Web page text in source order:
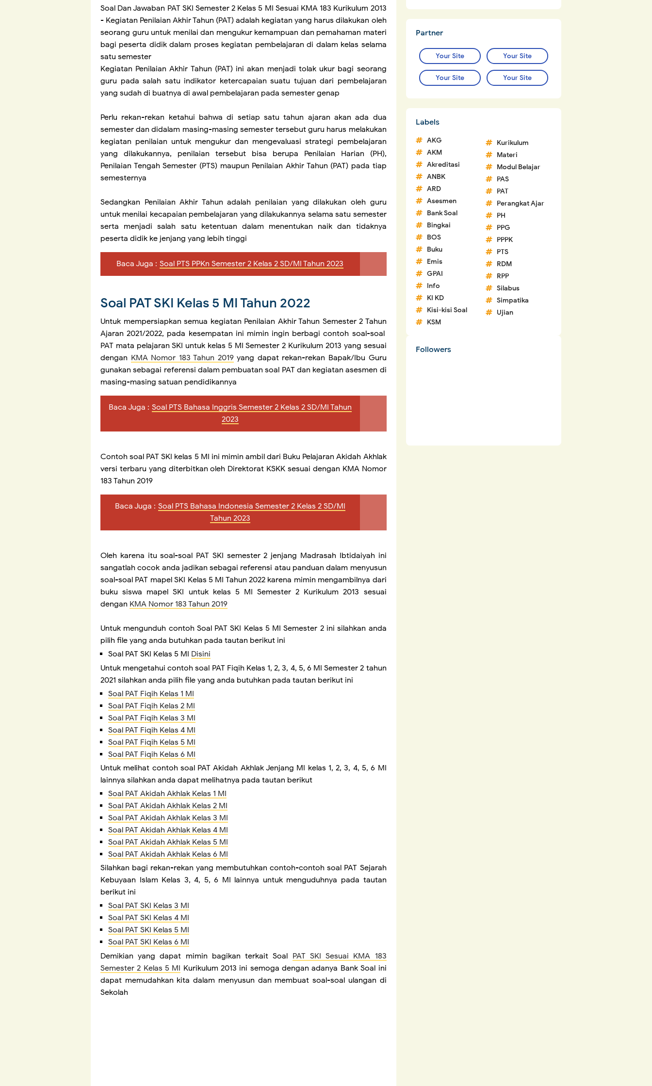
Soal Dan Jawaban PAT SKI Semester 2 Kelas 5 MI Sesuai KMA 183 Kurikulum 2013
- Kegiatan Penilaian Akhir Tahun (PAT) adalah kegiatan yang harus dilakukan oleh
seorang guru untuk menilai dan mengukur kemampuan dan pemahaman materi
bagi peserta didik dalam proses kegiatan pembelajaran di dalam kelas selama
satu semester
Kegiatan Penilaian Akhir Tahun (PAT) ini akan menjadi tolak ukur bagi seorang
guru pada salah satu indikator ketercapaian suatu tujuan dari pembelajaran
yang sudah di buatnya di awal pembelajaran pada semester genap
Perlu rekan-rekan ketahui bahwa di setiap satu tahun ajaran akan ada dua
semester dan didalam masing-masing semester tersebut guru harus melakukan
kegiatan penilaian untuk mengukur dan mengevaluasi strategi pembelajaran
yang dilakukannya, penilaian tersebut bisa berupa Penilaian Harian (PH),
Penilaian Tengah Semester (PTS) maupun Penilaian Akhir Tahun (PAT) pada tiap
semesternya
Sedangkan Penilaian Akhir Tahun adalah penilaian yang dilakukan oleh guru
untuk menilai kecapaian pembelajaran yang dilakukannya selama satu semester
serta menjadi salah satu ketentuan dalam menentukan naik dan tidaknya
peserta didik ke jenjang yang lebih tinggi
Baca Juga : Soal PTS PPKn Semester 2 Kelas 2 SD/MI Tahun 2023
Soal PAT SKI Kelas 5 MI Tahun 2022
Untuk mempersiapkan semua kegiatan Penilaian Akhir Tahun Semester 2 Tahun
Ajaran 2021/2022, pada kesempatan ini mimin ingin berbagi contoh soal-soal
PAT mata pelajaran SKI untuk kelas 5 MI Semester 2 Kurikulum 2013 yang sesuai
dengan KMA Nomor 183 Tahun 2019yang dapat rekan-rekan Bapak/Ibu Guru
gunakan sebagai referensi dalam pembuatan soal PAT dan kegiatan asesmen di
masing-masing satuan pendidikannya
Baca Juga : Soal PTS Bahasa Inggris Semester 2 Kelas 2 SD/MI Tahun
2023
Contoh soal PAT SKI kelas 5 MI ini mimin ambil dari Buku Pelajaran Akidah Akhlak
versi terbaru yang diterbitkan oleh Direktorat KSKK sesuai dengan KMA Nomor
183 Tahun 2019
Baca Juga : Soal PTS Bahasa Indonesia Semester 2 Kelas 2 SD/MI
Tahun 2023
Oleh karena itu soal-soal PAT SKI semester 2 jenjang Madrasah Ibtidaiyah ini
sangatlah cocok anda jadikan sebagai referensi atau panduan dalam menyusun
soal-soal PAT mapel SKI Kelas 5 MI Tahun 2022 karena mimin mengambilnya dari
buku siswa mapel SKI untuk kelas 5 MI Semester 2 Kurikulum 2013 sesuai
dengan KMA Nomor 183 Tahun 2019
Untuk mengunduh contoh Soal PAT SKI Kelas 5 MI Semester 2 ini silahkan anda
pilih file yang anda butuhkan pada tautan berikut ini
Soal PAT SKI Kelas 5 MI Disini
Untuk mengetahui contoh soal PAT Fiqih Kelas 1, 2, 3, 4, 5, 6 MI Semester 2 tahun
2021 silahkan anda pilih file yang anda butuhkan pada tautan berikut ini
Soal PAT Fiqih Kelas 1 MI
Soal PAT Fiqih Kelas 2 MI
Soal PAT Fiqih Kelas 3 MI
Soal PAT Fiqih Kelas 4 MI
Soal PAT Fiqih Kelas 5 MI
Soal PAT Fiqih Kelas 6 MI
Untuk melihat contoh soal PAT Akidah Akhlak Jenjang MI kelas 1, 2, 3, 4, 5, 6 MI
lainnya silahkan anda dapat melihatnya pada tautan berikut
Soal PAT Akidah Akhlak Kelas 1 MI
Soal PAT Akidah Akhlak Kelas 2 MI
Soal PAT Akidah Akhlak Kelas 3 MI
Soal PAT Akidah Akhlak Kelas 4 MI
Soal PAT Akidah Akhlak Kelas 5 MI
Soal PAT Akidah Akhlak Kelas 6 MI
Silahkan bagi rekan-rekan yang membutuhkan contoh-contoh soal PAT Sejarah
Kebuyaan Islam Kelas 3, 4, 5, 6 MI lainnya untuk menguduhnya pada tautan
berikut ini
Soal PAT SKI Kelas 3 MI
Soal PAT SKI Kelas 4 MI
Soal PAT SKI Kelas 5 MI
Soal PAT SKI Kelas 6 MI
Demikian yang dapat mimin bagikan terkait Soal PAT SKI Sesuai KMA 183
Semester 2 Kelas 5 MI Kurikulum 2013 ini semoga dengan adanya Bank Soal ini
dapat memudahkan kita dalam menyusun dan membuat soal-soal ulangan di
Sekolah
Partner
Your Site Your Site
Your Site Your Site
Labels
AKG
AKM
Akreditasi
ANBK
ARD
Asesmen
Bank Soal
Bingkai
BOS
Buku
Emis
GPAI
Info
KI KD
Kisi-kisi Soal
KSM
Kurikulum
Materi
Modul Belajar
PAS
PAT
Perangkat Ajar
PH
PPG
PPPK
PTS
RDM
RPP
Silabus
Simpatika
Ujian
Followers